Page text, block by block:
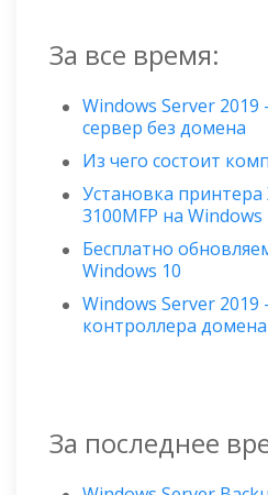
За все время:
Windows Server
сервер без домена
Из чего состоит
Установка принтера
3100MFP на Windows
Бесплатно
Windows 10
Windows Server 2019
контроллера домена
За последнее